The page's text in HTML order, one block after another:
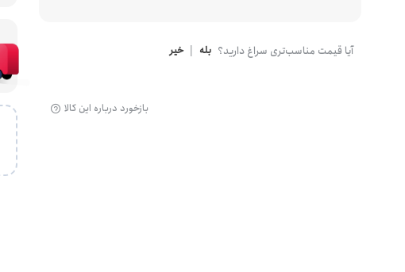
آیا قیمت مناسب‌تری سراغ دارید؟ بله خیر
بازخورد درباره این کالا